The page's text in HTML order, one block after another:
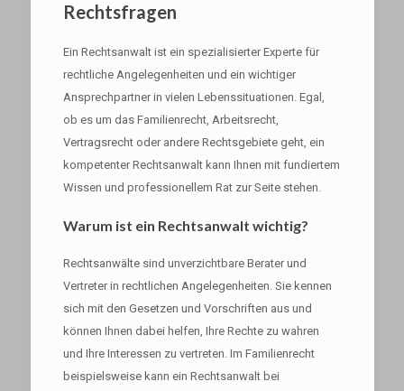
Rechtsfragen
Ein Rechtsanwalt ist ein spezialisierter Experte für
rechtliche Angelegenheiten und ein wichtiger
Ansprechpartner in vielen Lebenssituationen. Egal,
ob es um das Familienrecht, Arbeitsrecht,
Vertragsrecht oder andere Rechtsgebiete geht, ein
kompetenter Rechtsanwalt kann Ihnen mit fundiertem
Wissen und professionellem Rat zur Seite stehen.
Warum ist ein Rechtsanwalt wichtig?
Rechtsanwälte sind unverzichtbare Berater und
Vertreter in rechtlichen Angelegenheiten. Sie kennen
sich mit den Gesetzen und Vorschriften aus und
können Ihnen dabei helfen, Ihre Rechte zu wahren
und Ihre Interessen zu vertreten. Im Familienrecht
beispielsweise kann ein Rechtsanwalt bei